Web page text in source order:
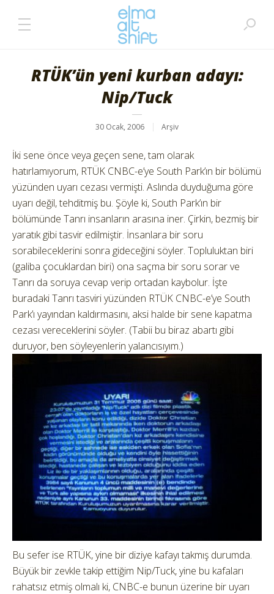
RTÜK’ün yeni kurban adayı:
Nip/Tuck
30 Ocak, 2006 Arşiv
İki sene önce veya geçen sene, tam olarak
hatırlamıyorum, RTÜK CNBC-e’ye South Park’ın bir bölümü
yüzünden uyarı cezası vermişti. Aslında duyduğuma göre
uyarı değil, tehditmiş bu. Şöyle ki, South Park’ın bir
bölümünde Tanrı insanların arasına iner. Çirkin, bezmiş bir
yaratık gibi tasvir edilmiştir. İnsanlara bir soru
sorabileceklerini sonra gideceğini söyler. Topluluktan biri
(galiba çocuklardan biri) ona saçma bir soru sorar ve
Tanrı da soruya cevap verip ortadan kaybolur. İşte
buradaki Tanrı tasviri yüzünden RTÜK CNBC-e’ye South
Park’ı yayından kaldırmasını, aksi halde bir sene kapatma
cezası vereceklerini söyler. (Tabii bu biraz abartı gibi
duruyor, ben söyleyenlerin yalancısıyım.)
Bu sefer ise RTÜK, yine bir diziye kafayı takmış durumda.
Büyük bir zevkle takip ettiğim Nip/Tuck, yine bu kafaları
rahatsız etmiş olmalı ki, CNBC-e bunun üzerine bir uyarı